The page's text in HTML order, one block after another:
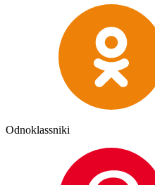
Odnoklassniki